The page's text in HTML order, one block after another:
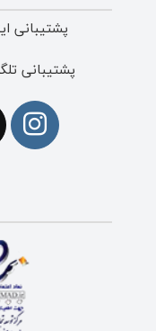
پشتیبانی
پشتیبانی